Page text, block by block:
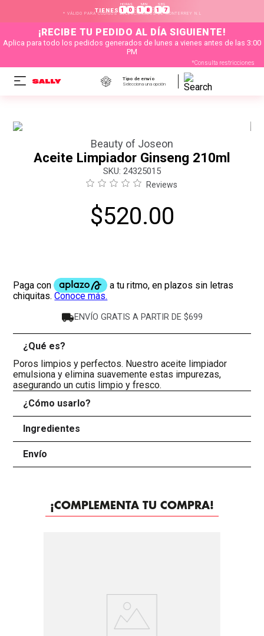
TIENES
HORAS
1 0 :
MIN
1 8 :
SEG
1 7
* VÁLIDO PARA CÓDIGOS SELECCIONADOS DE MONTERREY N.L
¡RECIBE TU PEDIDO AL DÍA SIGUIENTE!
Aplica para todo los pedidos generados de lunes a vienes antes de las 3:00
PM
*Consulta restricciones
Tipo de envío
Selecciona una opción
Beauty of Joseon
Aceite Limpiador Ginseng 210ml
: 24325015
Reviews
$520.00
ENVÍO GRATIS A PARTIR DE $699
¿Qué es?
Poros limpios y perfectos. Nuestro aceite limpiador
emulsiona y elimina suavemente estas impurezas,
asegurando un cutis limpio y fresco.
¿Cómo usarlo?
Ingredientes
Envío
¡COMPLEMENTA TU COMPRA!